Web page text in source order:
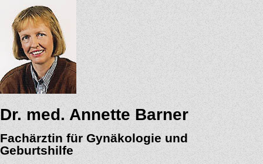
Dr. med. Annette Barner
Fachärztin für Gynäkologie und
Geburtshilfe